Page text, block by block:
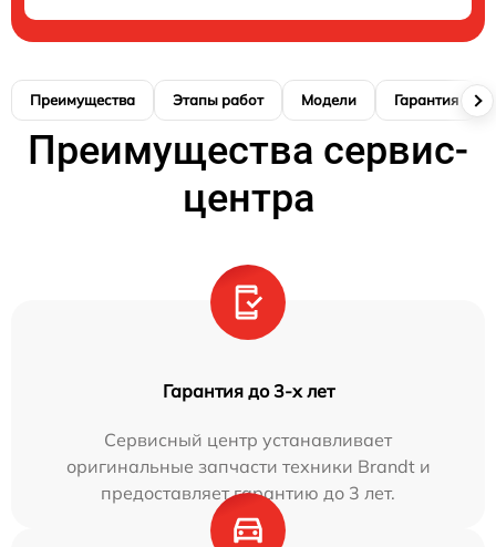
Преимущества Этапы работ Модели Гарантия
Преимущества сервис-
центра
Гарантия до 3-х лет
Сервисный центр устанавливает
оригинальные запчасти техники Brandt и
предоставляет гарантию до 3 лет.